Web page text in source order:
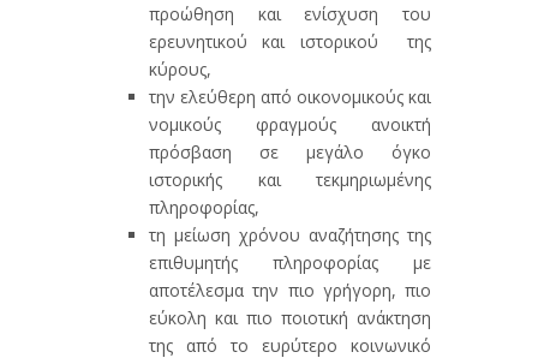
προώθηση και ενίσχυση του
ερευνητικού και ιστορικού της
κύρους,
την ελεύθερη από οικονομικούς και
νομικούς φραγμούς ανοικτή
πρόσβαση σε μεγάλο όγκο
ιστορικής και τεκμηριωμένης
πληροφορίας,
τη μείωση χρόνου αναζήτησης της
επιθυμητής πληροφορίας με
αποτέλεσμα την πιο γρήγορη, πιο
εύκολη και πιο ποιοτική ανάκτηση
της από το ευρύτερο κοινωνικό